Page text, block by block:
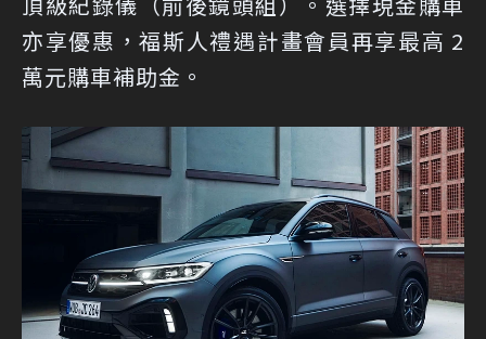
亦享優惠，福斯人禮遇計畫會員再享最高 2
萬元購車補助金。